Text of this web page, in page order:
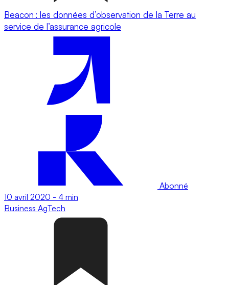
Beacon : les données d’observation de la Terre au
service de l’assurance agricole
Abonné
10 avril 2020 - 4 min
Business AgTech